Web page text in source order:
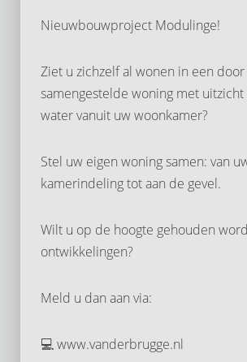
Nieuwbouwproject Modulinge!
Ziet u zichzelf al wonen in een door
samengestelde woning met
water vanuit uw woonkamer?
Stel uw eigen woning samen: van
kamerindeling tot aan de gevel.
Wilt u op de hoogte gehouden
ontwikkelingen?
Meld u dan aan via:
💻 www.vanderbrugge.nl